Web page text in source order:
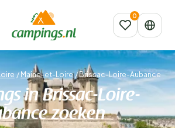
/Maine-et-Loire /Brissac-Loire-Aubance
in Brissac-Loire-
zoeken